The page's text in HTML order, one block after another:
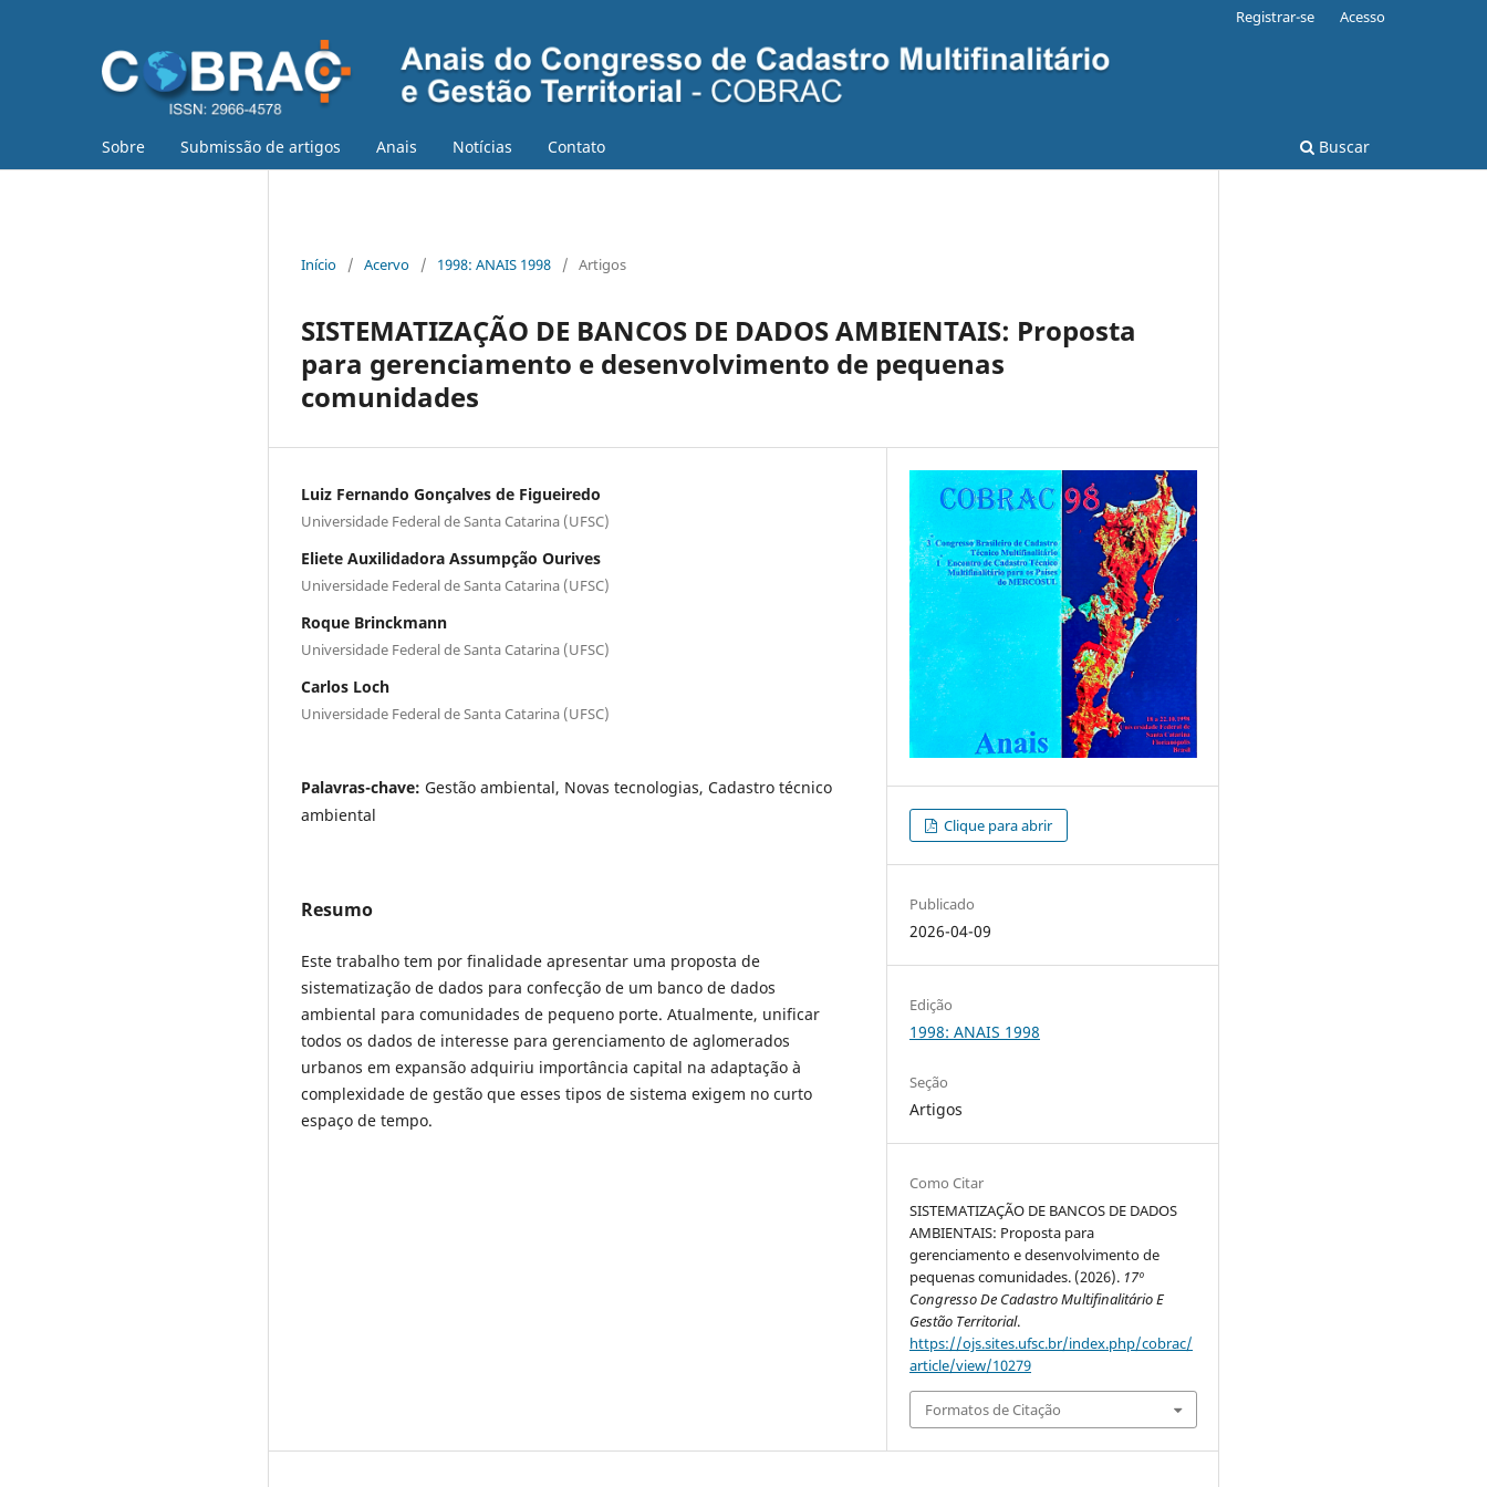
Sobre Submissão de artigos Anais Notícias Contato Buscar
Registrar-se Acesso
Início / Acervo / 1998: ANAIS 1998 / Artigos
SISTEMATIZAÇÃO DE BANCOS DE DADOS AMBIENTAIS: Proposta
para gerenciamento e desenvolvimento de pequenas
comunidades
Luiz Fernando Gonçalves de Figueiredo
Universidade Federal de Santa Catarina (UFSC)
Eliete Auxilidadora Assumpção Ourives
Universidade Federal de Santa Catarina (UFSC)
Roque Brinckmann
Universidade Federal de Santa Catarina (UFSC)
Carlos Loch
Universidade Federal de Santa Catarina (UFSC)
Palavras-chave: Gestão ambiental, Novas tecnologias, Cadastro técnico
ambiental
Resumo
Este trabalho tem por finalidade apresentar uma proposta de
sistematização de dados para confecção de um banco de dados
ambiental para comunidades de pequeno porte. Atualmente, unificar
todos os dados de interesse para gerenciamento de aglomerados
urbanos em expansão adquiriu importância capital na adaptação à
complexidade de gestão que esses tipos de sistema exigem no curto
espaço de tempo.
Clique para abrir
Publicado
2026-04-09
Edição
1998: ANAIS 1998
Seção
Artigos
Como Citar
SISTEMATIZAÇÃO DE BANCOS DE DADOS
AMBIENTAIS: Proposta para
gerenciamento e desenvolvimento de
pequenas comunidades. (2026). 17º
Congresso De Cadastro Multifinalitário E
Gestão Territorial.
https://ojs.sites.ufsc.br/index.php/cobrac/
article/view/10279
Formatos de Citação